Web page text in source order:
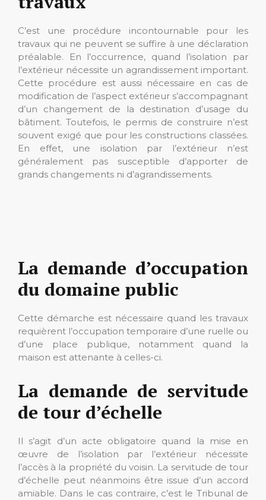
C’est une procédure incontournable pour les
travaux qui ne peuvent se suffire à une déclaration
préalable. En l’occurrence, quand l’isolation par
l’extérieur nécessite un agrandissement important.
Cette procédure est aussi nécessaire en cas de
modification de l’aspect extérieur s’accompagnant
d’un changement de la destination d’usage du
bâtiment. Toutefois, le permis de construire n’est
souvent exigé que pour les constructions classées.
En effet, une isolation par l’extérieur n’est
généralement pas susceptible d’apporter de
grands changements ni d’agrandissements.
La demande d’occupation
du domaine public
Cette démarche est nécessaire quand les travaux
requièrent l’occupation temporaire d’une ruelle ou
d’une place publique, notamment quand la
maison est attenante à celles-ci.
La demande de servitude
de tour d’échelle
Il s’agit d’un acte obligatoire quand la mise en
œuvre de l’isolation par l’extérieur nécessite
l’accès à la propriété du voisin. La servitude de tour
d’échelle peut néanmoins être issue d’un accord
amiable. Dans le cas contraire, c’est le Tribunal de